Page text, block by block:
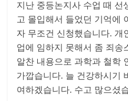
지난 중등논지사 수업 때 선
고 몰입해서 들었던 기억에
자 무조건 신청했습니다. 개
업에 임하지 못해서 좀 죄송
알찬 내용으로 과학과 철학
가깝습니다. 늘 건강하시기
여하겠습니다. 수고 많으셨